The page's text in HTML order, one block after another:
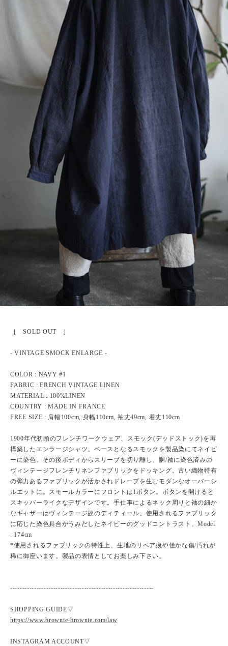
［ SOLD OUT ］
- VINTAGE SMOCK ENLARGE -
COLOR : NAVY #1
FABRIC : FRENCH VINTAGE LINEN
MATERIAL : 100%LINEN
COUNTRY : MADE IN FRANCE
FREE SIZE : 肩幅100cm, 身幅110cm, 袖丈49cm, 着丈110cm
1900年代初頭のフレンチワークウェア、スモック(デッドストック)を再
構築したエンラージシャツ。ベースとなるスモックを製品染にてネイビ
ーに染色。その後ボディからスリーブを切り離し、胴/袖に染色済みの
ヴィンテージフレンチリネンファブリックをドッキング。古い織物特有
の弾力あるファブリックが活かされドレープを生むモダンなオーバーシ
ルエットに。スモールカラーにフロントは1ボタン。ボタンを開けると
スキッパーライクなデザインです。手仕事によるネック周りと袖の細か
なギャザーはヴィンテージ故のディティール。使用されるファブリック
に応じた染色具合がうみだしたネイビーのグッドコントラスト。Model
: 174cm
*使用されるファブリックの特性上、生地のリペア痕や僅かな傷/汚れが
稀に御座います。製品の表情としてお楽しみ下さい。
------------------------------------------------------------
SHOPPING GUIDE▽
https://www.brownie-brownie.com/law
INSTAGRAM ACCOUNT▽